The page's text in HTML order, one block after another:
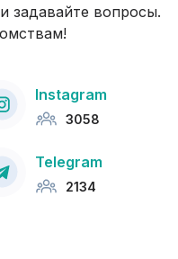
задавайте вопросы.
Instagram
3058
Telegram
2134